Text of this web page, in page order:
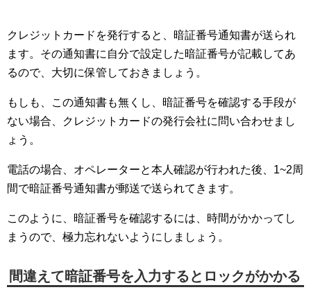
クレジットカードを発行すると、暗証番号通知書が送られ
ます。その通知書に自分で設定した暗証番号が記載してあ
るので、大切に保管しておきましょう。
もしも、この通知書も無くし、暗証番号を確認する手段が
ない場合、クレジットカードの発行会社に問い合わせまし
ょう。
電話の場合、オペレーターと本人確認が行われた後、1~2周
間で暗証番号通知書が郵送で送られてきます。
このように、暗証番号を確認するには、時間がかかってし
まうので、極力忘れないようにしましょう。
間違えて暗証番号を入力するとロックがかかる